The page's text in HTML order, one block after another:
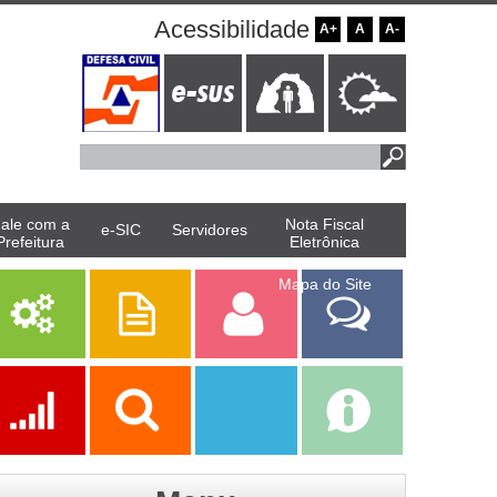
Acessibilidade A+ A A-
com a
e-SIC Servidores
Nota Fiscal
Eletrônica
Mapa do Site
Serviços Publicações Servidor
Fale Com a
Prefeitura